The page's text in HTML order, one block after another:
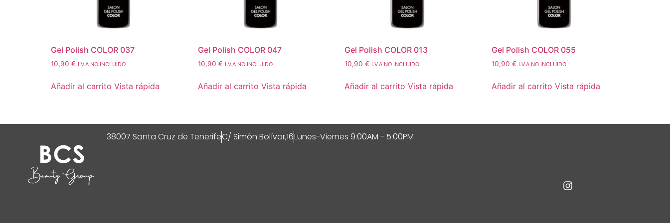
Gel Polish COLOR 037
10,90 € I.V.A NO INCLUIDO
Añadir al carrito Vista rápida
Gel Polish COLOR 047
10,90 € I.V.A NO INCLUIDO
Añadir al carrito Vista rápida
Gel Polish COLOR 013
10,90€ I.V.A NO INCLUIDO
Añadir al carrito Vista rápida
Gel Polish COLOR 055
10,90€ I.V.A NO INCLUIDO
Añadir al carrito Vista rápida
38007 Santa Cruz de TenerifeC/ Simón Bolívar,16Lunes-Viernes 9:00AM - 5:00PM